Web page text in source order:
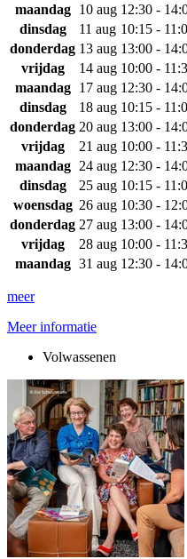
maandag 10 aug 12:30 -
dinsdag
11 aug 10:15 -
donderdag 13 aug 13:00 -
vrijdag
14 aug 10:00 -
maandag
17 aug 12:30 -
dinsdag
18 aug 10:15 -
donderdag 20 aug 13:00 -
vrijdag
21 aug 10:00 -
maandag
24 aug 12:30 -
dinsdag
25 aug 10:15 -
woensdag 26 aug 10:30 -
donderdag 27 aug 13:00 -
vrijdag
28 aug 10:00 -
maandag 31 aug 12:30 -
meer
Meer informatie
Volwassenen